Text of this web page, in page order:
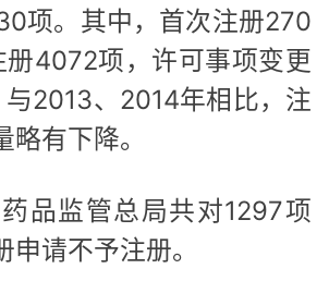
项。其中，首次注册270
4072项，许可事项变更
2013、2014年相比，注
有下降。
品监管总局共对1297项
申请不予注册。